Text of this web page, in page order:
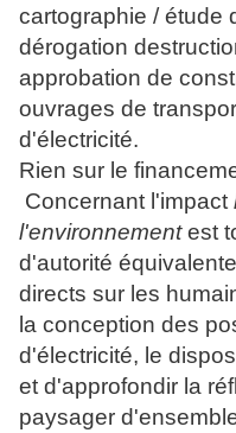
cartographie / étude
dérogation
approbation de
ouvrages de
d'électricité.
Rien sur le
Concernant l'impact
l'environnementest
d'autorité
directs sur les
la conception des
d'électricité, le
et d'approfondir la
paysager